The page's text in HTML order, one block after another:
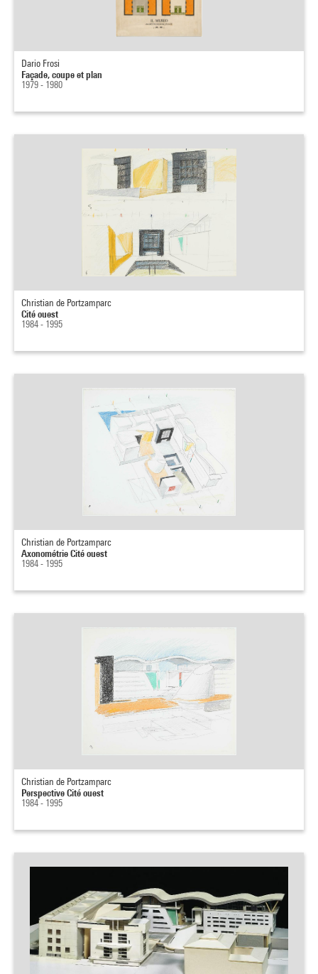
Dario Frosi
Façade, coupe et plan
1979 - 1980
Christian de Portzamparc
Cité ouest
1984 - 1995
Christian de Portzamparc
Axonométrie Cité ouest
1984 - 1995
Christian de Portzamparc
Perspective Cité ouest
1984 - 1995